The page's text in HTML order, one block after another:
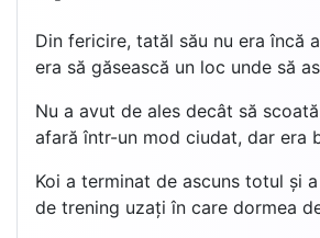
Din fericire, tatăl său nu era încă
era să găsească un loc unde să
Nu a avut de ales decât să
afară într-un mod ciudat, dar era
Koi a terminat de ascuns totul și
de trening uzați în care dormea